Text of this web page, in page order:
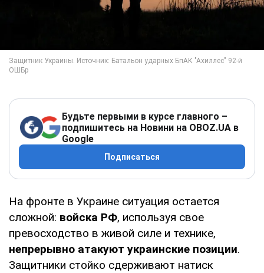
Будьте первыми в курсе главного –
подпишитесь на Новини на OBOZ.UA в
Google
Подписаться
На фронте в Украине ситуация остается
сложной: войска РФ, используя свое
превосходство в живой силе и технике,
непрерывно атакуют украинские позиции.
Защитники стойко сдерживают натиск